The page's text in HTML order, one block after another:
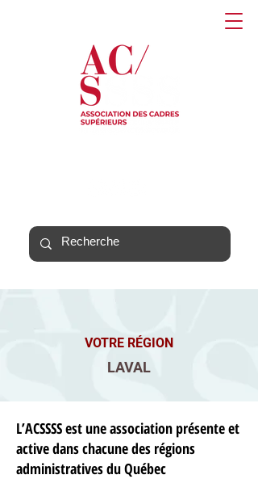
VOTRE RÉGION
LAVAL
L’ACSSSS est une association présente et
active dans chacune des régions
administratives du Québec